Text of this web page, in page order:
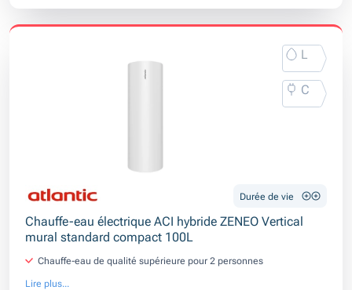
L
C
Durée de vie
Chauffe-eau électrique ACI hybride ZENEO Vertical
mural standard compact 100L
Chauffe-eau de qualité supérieure pour 2 personnes
Lire plus...